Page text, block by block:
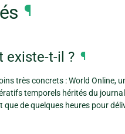
¶
existe-t-il ? ¶
très concrets : World Online,
temporels hérités du
de quelques heures pour